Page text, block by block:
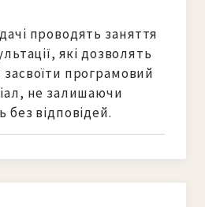
проводять заняття
які дозволять
програмовий
не залишаючи
без відповідей.